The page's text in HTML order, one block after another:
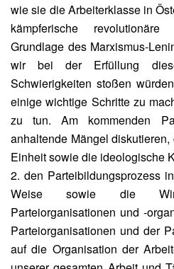
wie sie die Arbeiterklasse in
kämpferische
Grundlage des Marxismus-
wir bei der Erfüllung
Schwierigkeiten stoßen
einige wichtige Schritte zu
zu tun. Am kommenden
anhaltende Mängel
Einheit sowie die ideologische
2. den Parteibildungsprozess
Weise sowie die
Parteiorganisationen und
Parteiorganisationen und der
auf die Organisation der